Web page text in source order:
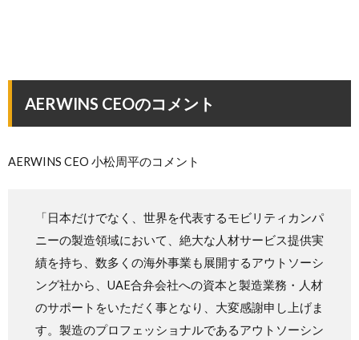
AERWINS CEOのコメント
AERWINS CEO 小松周平のコメント
「日本だけでなく、世界を代表するモビリティカンパ
ニーの製造領域において、絶大な人材サービス提供実
績を持ち、数多くの海外事業も展開するアウトソーシ
ング社から、UAE合弁会社への資本と製造業務・人材
のサポートをいただく事となり、大変感謝申し上げま
す。製造のプロフェッショナルであるアウトソーシン